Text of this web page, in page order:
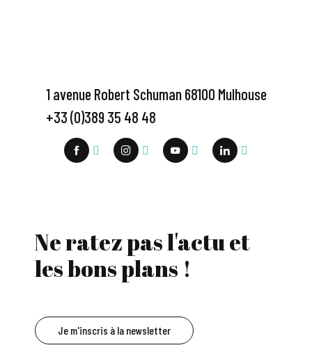
1 avenue Robert Schuman 68100 Mulhouse
+33 (0)389 35 48 48
Ne ratez pas l'actu et
les bons plans !
Je m'inscris à la newsletter